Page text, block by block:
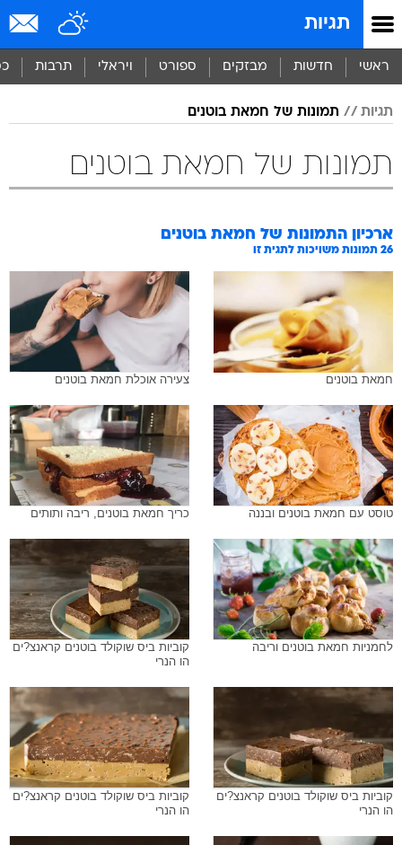
תגיות
ראשי חדשות מבזקים ספורט ויראלי תרבות
תגיות תמונות של חמאת בוטנים
תמונות של חמאת בוטנים
ארכיון התמונות של חמאת בוטנים
26 תמונות משויכות לתגית זו
חמאת בוטנים צעירה אוכלת חמאת בוטנים
טוסט עם חמאת בוטנים ובננה כריך חמאת בוטנים, ריבה ותותים
לחמניות חמאת בוטנים וריבה
קוביות ביס שוקולד בוטנים קראנצ?ים
הו הנרי
קוביות ביס שוקולד בוטנים קראנצ?ים
הו הנרי
קוביות ביס שוקולד בוטנים קראנצ?ים
הו הנרי